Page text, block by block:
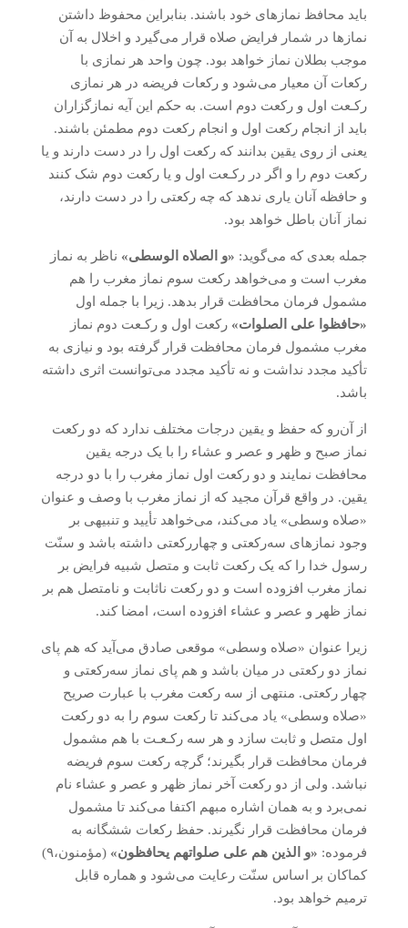
باید محافظ نمازهای خود باشند. بنابراین محفوظ داشتن
نمازها در شمار فرایض صلاه قرار می‌گیرد و اخلال به آن
موجب بطلان نماز خواهد بود. چون واحد هر نمازی با
رکعات آن معیار می‌شود و رکعات فریضه در هر نمازی
رکـعت اول و رکعت دوم است. به حکم این آیه نمازگزاران
باید از انجام رکعت اول و انجام رکعت دوم مطمئن باشند.
یعنی از روی یقین بدانند که رکعت اول را در دست دارند و یا
رکعت دوم را و اگر در رکـعت اول و یا رکعت دوم شک کنند
و حافظه آنان یاری ندهد که چه رکعتی را در دست دارند،
نماز آنان باطل خواهد بود.
جمله بعدی که می‌گوید: «و الصلاه الوسطی» ناظر به نماز
مغرب است و می‌خواهد رکعت سوم نماز مغرب را هم
مشمول فرمان محافظت قرار بدهد. زیرا با جمله اول
«حافظوا علی الصلوات» رکعت اول و رکـعت دوم نماز
مغرب مشمول فرمان محافظت قرار گرفته بود و نیازی به
تأکید مجدد نداشت و نه تأکید مجدد می‌توانست اثری داشته
باشد.
از آن‌رو که حفظ و یقین درجات مختلف ندارد که دو رکعت
نماز صبح و ظهر و عصر و عشاء را با یک درجه یقین
محافظت نمایند و دو رکعت اول نماز مغرب را با دو درجه
یقین. در واقع قرآن مجید که از نماز مغرب با وصف و عنوان
«صلاه وسطی» یاد می‌کند، می‌خواهد تأیید و تنبیهی بر
وجود نمازهای سه‌رکعتی و چهاررکعتی داشته باشد و سنّت
رسول خدا را که یک رکعت ثابت و متصل شبیه فرایض بر
نماز مغرب افزوده است و دو رکعت ناثابت و نامتصل هم بر
نماز ظهر و عصر و عشاء افزوده است، امضا کند.
زیرا عنوان «صلاه وسطی» موقعی صادق می‌آید که هم پای
نماز دو رکعتی در میان باشد و هم پای نماز سه‌رکعتی و
چهار رکعتی. منتهی از سه رکعت مغرب با عبارت صریح
«صلاه وسطی» یاد می‌کند تا رکعت سوم را به دو رکعت
اول متصل و ثابت سازد و هر سه رکـعـت با هم مشمول
فرمان محافظت قرار بگیرند؛ گرچه رکعت سوم فریضه
نباشد. ولی از دو رکعت آخر نماز ظهر و عصر و عشاء نام
نمی‌برد و به همان اشاره مبهم اکتفا می‌کند تا مشمول
فرمان محافظت قرار نگیرند. حفظ رکعات ششگانه به
فرموده: «و الذین هم علی صلواتهم یحافظون»
(مؤمنون،۹)
کماکان بر اساس سنّت رعایت می‌شود و هماره قابل
ترمیم خواهد بود.